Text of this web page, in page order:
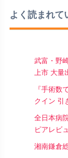
よく読まれて
武富・野
上市 大量
『手術数
クイン 引
全日本病
ピアレビ
湘南鎌倉